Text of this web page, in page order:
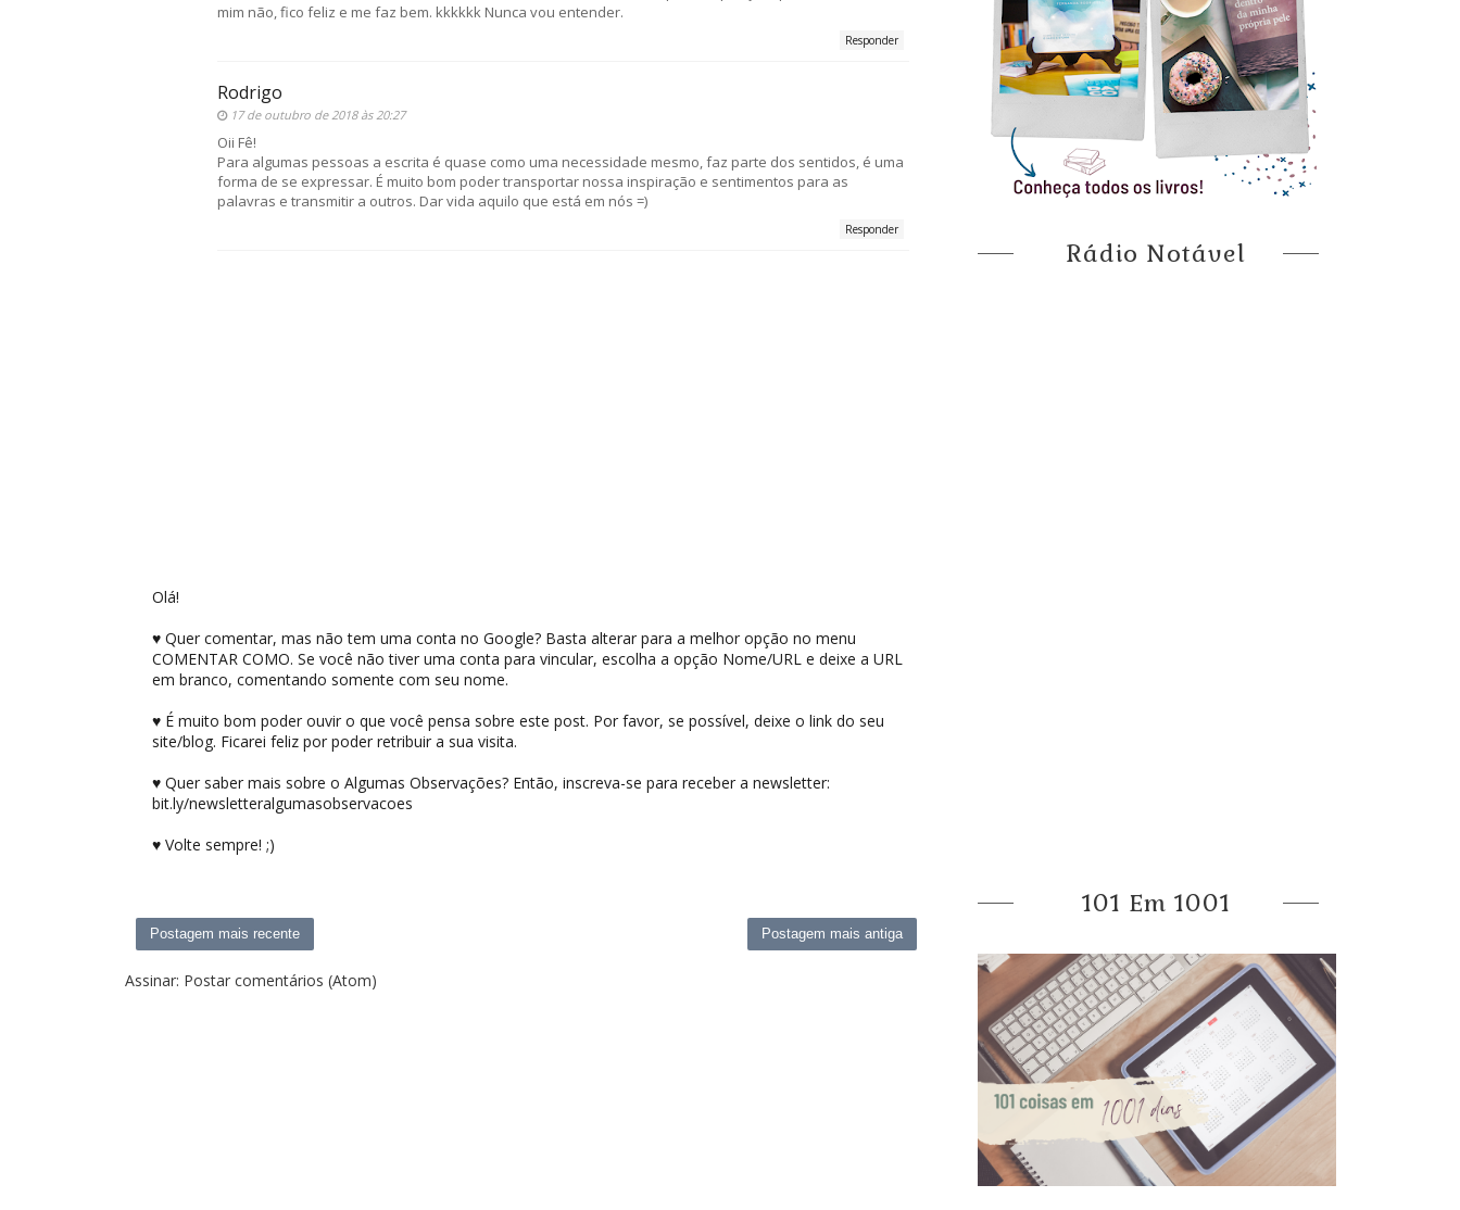
mim não, fico feliz e me faz bem. kkkkkk Nunca vou entender.
Responder
Rodrigo
17 de outubro de 2018 às 20:27
Oii Fê!
Para algumas pessoas a escrita é quase como uma necessidade mesmo, faz parte dos sentidos, é uma
forma de se expressar. É muito bom poder transportar nossa inspiração e sentimentos para as
palavras e transmitir a outros. Dar vida aquilo que está em nós =)
Responder
Olá!
♥ Quer comentar, mas não tem uma conta no Google? Basta alterar para a melhor opção no menu
COMENTAR COMO. Se você não tiver uma conta para vincular, escolha a opção Nome/URL e deixe a URL
em branco, comentando somente com seu nome.
♥ É muito bom poder ouvir o que você pensa sobre este post. Por favor, se possível, deixe o link do seu
site/blog. Ficarei feliz por poder retribuir a sua visita.
♥ Quer saber mais sobre o Algumas Observações? Então, inscreva-se para receber a newsletter:
bit.ly/newsletteralgumasobservacoes
♥ Volte sempre! ;)
Postagem mais recente Postagem mais antiga
Assinar: Postar comentários (Atom)
Rádio Notável
101 Em 1001